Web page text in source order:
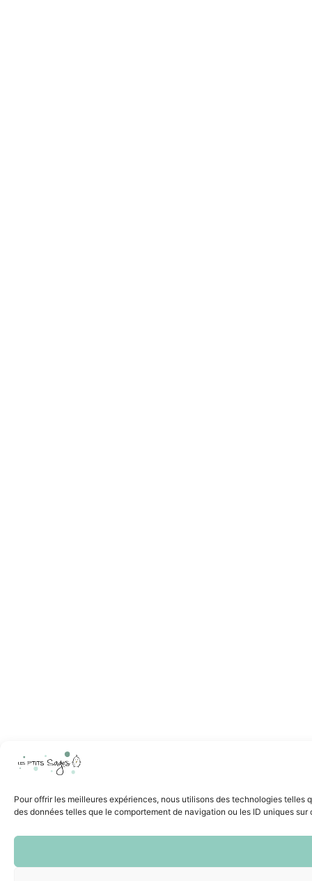
Pour offrir les meilleures expériences, nous utilisons des technologies
des données telles que le comportement de navigation ou les ID uniques